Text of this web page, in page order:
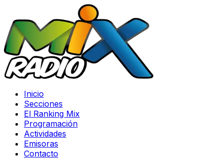
Inicio
Secciones
El Ranking Mix
Programación
Actividades
Emisoras
Contacto